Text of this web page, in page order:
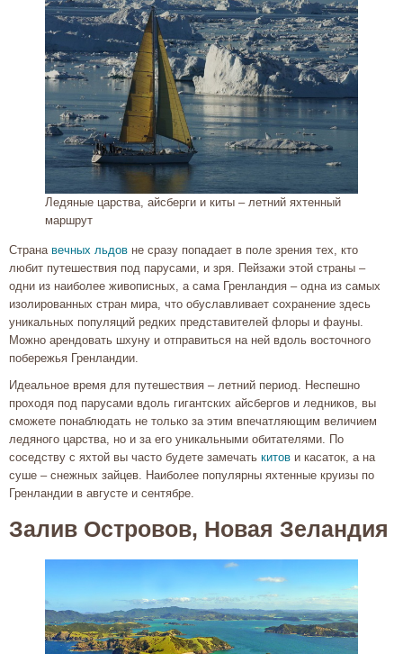
Ледяные царства, айсберги и киты – летний яхтенный
маршрут
Страна вечных льдов не сразу попадает в поле зрения тех, кто
любит путешествия под парусами, и зря. Пейзажи этой страны –
одни из наиболее живописных, а сама Гренландия – одна из самых
изолированных стран мира, что обуславливает сохранение здесь
уникальных популяций редких представителей флоры и фауны.
Можно арендовать шхуну и отправиться на ней вдоль восточного
побережья Гренландии.
Идеальное время для путешествия – летний период. Неспешно
проходя под парусами вдоль гигантских айсбергов и ледников, вы
сможете понаблюдать не только за этим впечатляющим величием
ледяного царства, но и за его уникальными обитателями. По
соседству с яхтой вы часто будете замечать китов и касаток, а на
суше – снежных зайцев. Наиболее популярны яхтенные круизы по
Гренландии в августе и сентябре.
Залив Островов, Новая Зеландия